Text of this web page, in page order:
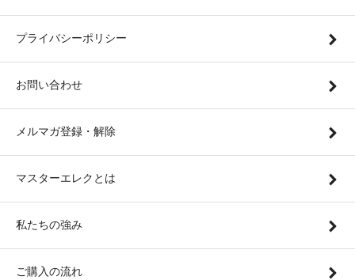
プライバシーポリシー
お問い合わせ
メルマガ登録・解除
マスターエレクとは
私たちの強み
ご購入の流れ